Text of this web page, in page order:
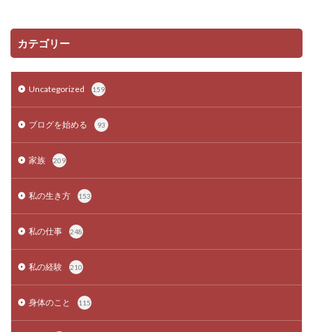
カテゴリー
Uncategorized 159
ブログを始める 93
家族 209
私の生き方 153
私の仕事 248
私の経験 210
身体のこと 115